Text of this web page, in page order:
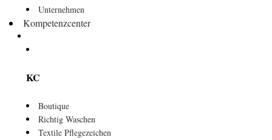
Unternehmen
Kompetenzcenter
KC
Boutique
Richtig Waschen
Textile Pflegezeichen